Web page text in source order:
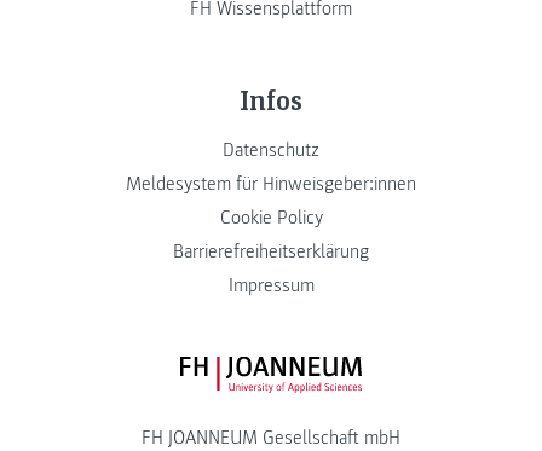
FH Wissensplattform
Infos
Datenschutz
Meldesystem für Hinweisgeber:innen
Cookie Policy
Barrierefreiheitserklärung
Impressum
FH JOANNEUM Logo
FH JOANNEUM Gesellschaft mbH